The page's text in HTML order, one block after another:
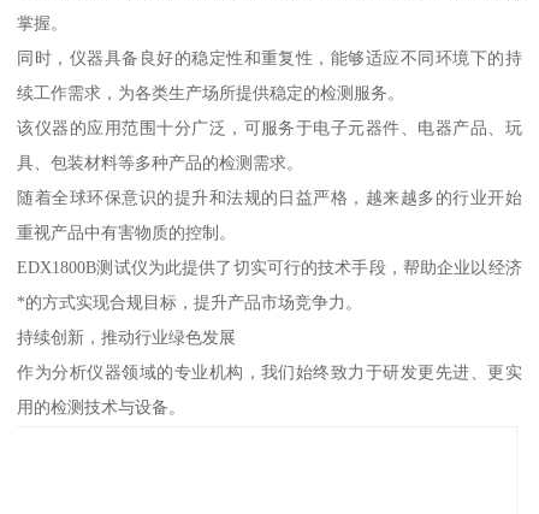
掌握。
同时，仪器具备良好的稳定性和重复性，能够适应不同环境下的持
续工作需求，为各类生产场所提供稳定的检测服务。
该仪器的应用范围十分广泛，可服务于电子元器件、电器产品、玩
具、包装材料等多种产品的检测需求。
随着全球环保意识的提升和法规的日益严格，越来越多的行业开始
重视产品中有害物质的控制。
EDX1800B测试仪为此提供了切实可行的技术手段，帮助企业以经济
*的方式实现合规目标，提升产品市场竞争力。
持续创新，推动行业绿色发展
作为分析仪器领域的专业机构，我们始终致力于研发更先进、更实
用的检测技术与设备。